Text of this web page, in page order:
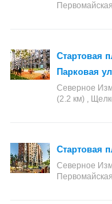
Стартовая
Парковая
Северное
(2.2 км) ,
Стартовая
Северное